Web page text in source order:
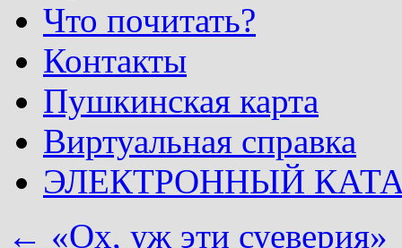
Что почитать?
Контакты
Пушкинская карта
Виртуальная справка
ЭЛЕКТРОННЫЙ
← «Ох, уж эти суеверия»